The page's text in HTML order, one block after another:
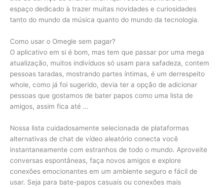
espaço dedicado à trazer muitas novidades e curiosidades
tanto do mundo da música quanto do mundo da tecnologia.
Como usar o Omegle sem pagar?
O aplicativo em si é bom, mas tem que passar por uma mega
atualização, muitos indivíduos só usam para safadeza, contem
pessoas taradas, mostrando partes íntimas, é um derrespeito
whole, como já foi sugerido, devia ter a opção de adicionar
pessoas que gostamos de bater papos como uma lista de
amigos, assim fica até …
Nossa lista cuidadosamente selecionada de plataformas
alternativas de chat de vídeo aleatório conecta você
instantaneamente com estranhos de todo o mundo. Aproveite
conversas espontâneas, faça novos amigos e explore
conexões emocionantes em um ambiente seguro e fácil de
usar. Seja para bate-papos casuais ou conexões mais